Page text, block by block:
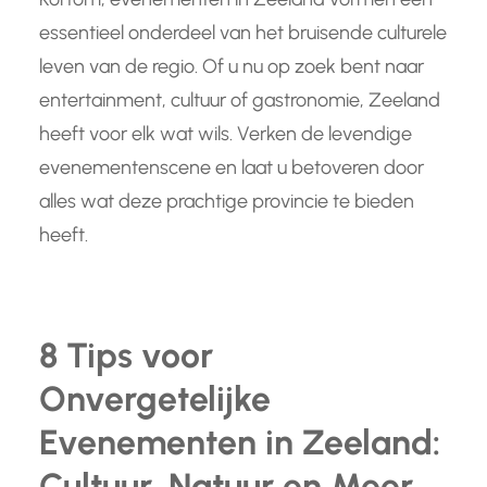
essentieel onderdeel van het bruisende culturele
leven van de regio. Of u nu op zoek bent naar
entertainment, cultuur of gastronomie, Zeeland
heeft voor elk wat wils. Verken de levendige
evenementenscene en laat u betoveren door
alles wat deze prachtige provincie te bieden
heeft.
8 Tips voor
Onvergetelijke
Evenementen in Zeeland: